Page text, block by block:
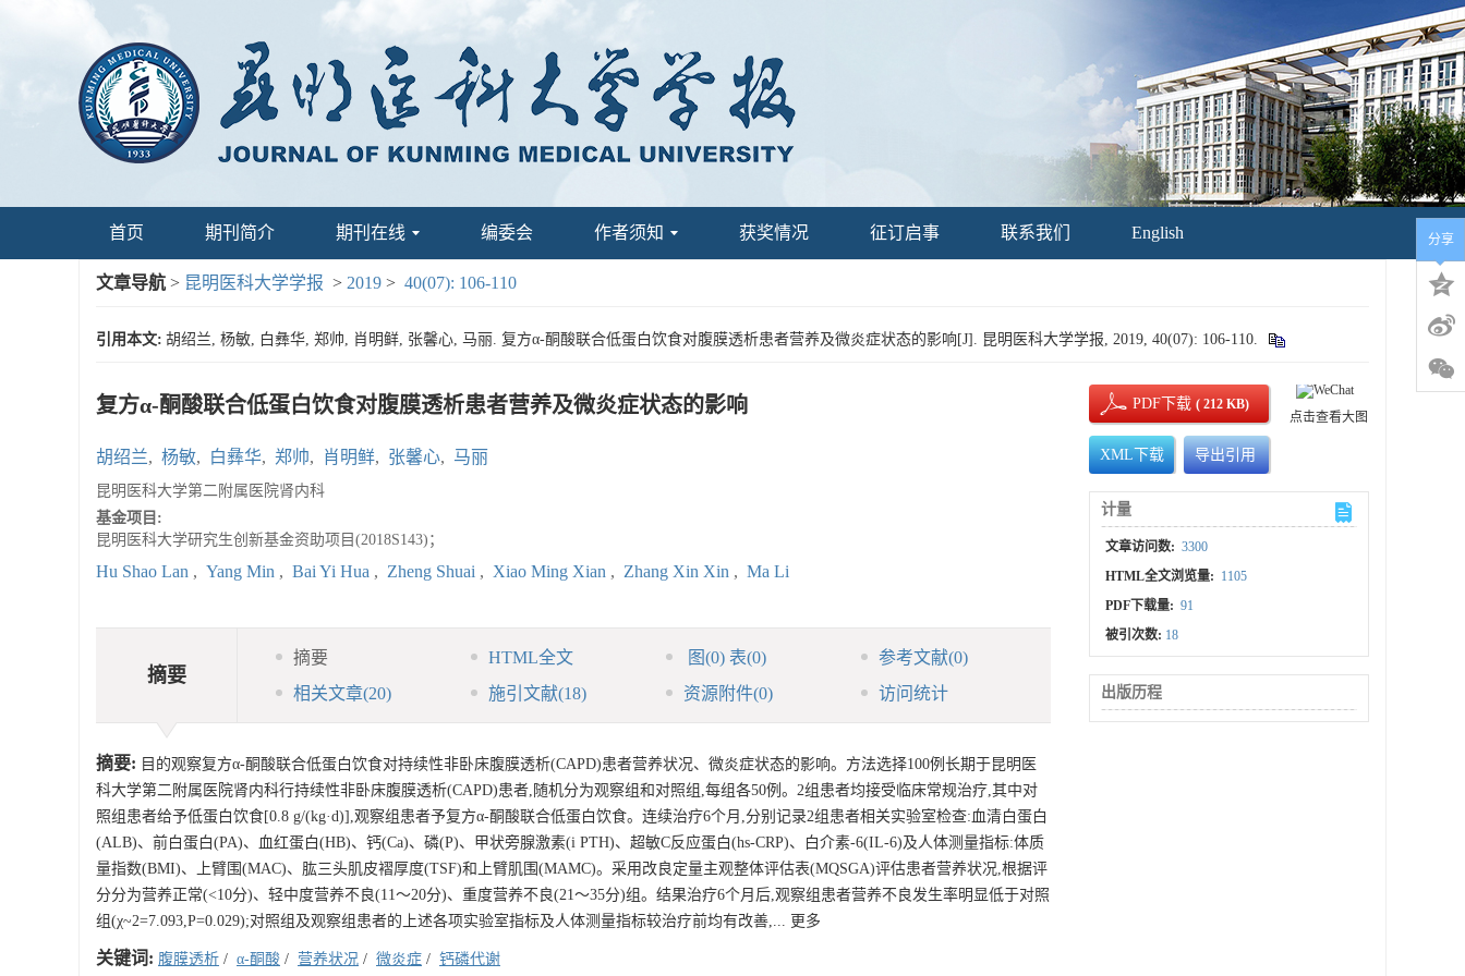
首页 期刊简介 期刊在线 编委会 作者须知 获奖情况 征订启事 联系我们 English
文章导航 > 昆明医科大学学报 > 2019 > 40(07): 106-110
引用本文: 胡绍兰, 杨敏, 白彝华, 郑帅, 肖明鲜, 张馨心, 马丽. 复方α-酮酸联合低蛋白饮食对腹膜透析患者营养及微炎症状态的影响[J]. 昆明医科大学学报, 2019, 40(07): 106-110.
复方α-酮酸联合低蛋白饮食对腹膜透析患者营养及微炎症状态的影响
胡绍兰, 杨敏, 白彝华, 郑帅, 肖明鲜, 张馨心, 马丽
昆明医科大学第二附属医院肾内科
基金项目:
昆明医科大学研究生创新基金资助项目(2018S143)；
Hu Shao Lan , Yang Min , Bai Yi Hua , Zheng Shuai , Xiao Ming Xian , Zhang Xin Xin , Ma Li
摘要
摘要 HTML全文 图(0) 表(0) 参考文献(0)
相关文章(20) 施引文献(18) 资源附件(0) 访问统计
摘要: 目的观察复方α-酮酸联合低蛋白饮食对持续性非卧床腹膜透析(CAPD)患者营养状况、微炎症状态的影响。方法选择100例长期于昆明医
科大学第二附属医院肾内科行持续性非卧床腹膜透析(CAPD)患者,随机分为观察组和对照组,每组各50例。2组患者均接受临床常规治疗,其中对
照组患者给予低蛋白饮食[0.8 g/(kg·d)],观察组患者予复方α-酮酸联合低蛋白饮食。连续治疗6个月,分别记录2组患者相关实验室检查:血清白蛋白
(ALB)、前白蛋白(PA)、血红蛋白(HB)、钙(Ca)、磷(P)、甲状旁腺激素(i PTH)、超敏C反应蛋白(hs-CRP)、白介素-6(IL-6)及人体测量指标:体质
量指数(BMI)、上臂围(MAC)、肱三头肌皮褶厚度(TSF)和上臂肌围(MAMC)。采用改良定量主观整体评估表(MQSGA)评估患者营养状况,根据评
分分为营养正常(<10分)、轻中度营养不良(11～20分)、重度营养不良(21～35分)组。结果治疗6个月后,观察组患者营养不良发生率明显低于对照
组(χ~2=7.093,P=0.029);对照组及观察组患者的上述各项实验室指标及人体测量指标较治疗前均有改善,... 更多
关键词: 腹膜透析 / α-酮酸 / 营养状况 / 微炎症 / 钙磷代谢
PDF下载( 212 KB)
XML下载 导出引用
点击查看大图
计量
文章访问数: 3300
HTML全文浏览量: 1105
PDF下载量: 91
被引次数: 18
出版历程
分享